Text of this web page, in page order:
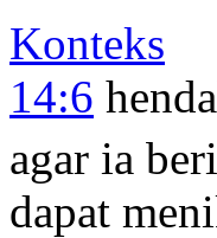
Konteks
14:6
agar ia
dapat